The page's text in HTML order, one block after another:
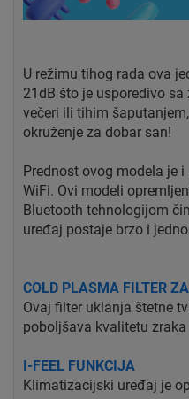
U režimu tihog rada ova
21dB što je usporedivo
večeri ili tihim
okruženje za dobar san!
Prednost ovog modela je
WiFi. Ovi modeli
Bluetooth tehnologijom
uređaj postaje brzo i
COLD PLASMA FILTER
Ovaj filter uklanja štetne
poboljšava kvalitetu
I-FEEL FUNKCIJA
Klimatizacijski uređaj je